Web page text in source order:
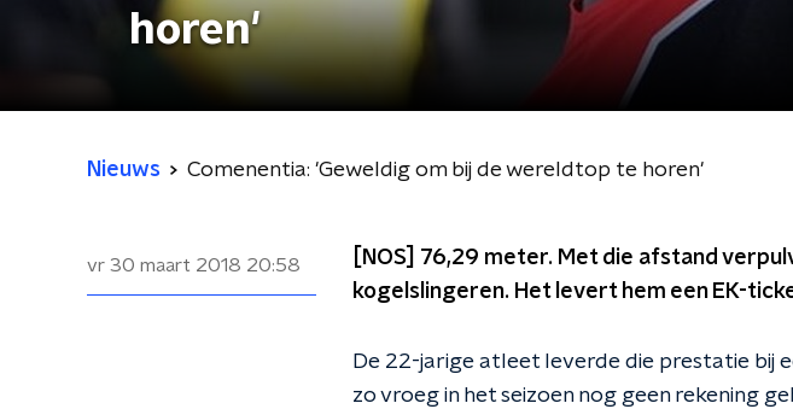
horen'
Nieuws Comenentia: 'Geweldig om bij de wereldtop te horen'
vr 30 maart 2018 20:58
[NOS] 76,29 meter. Met die afstand
kogelslingeren. Het levert hem een EK-
De 22-jarige atleet leverde die prestatie bij
zo vroeg in het seizoen nog geen rekening